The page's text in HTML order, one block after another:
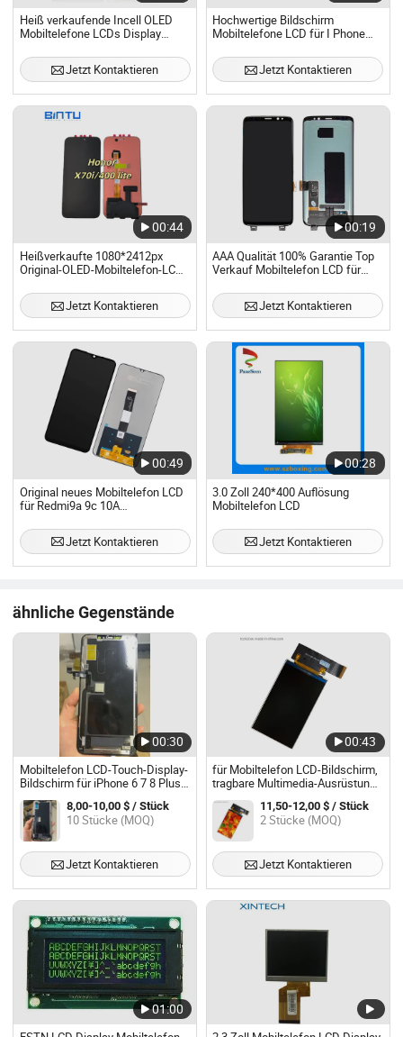
Heiß verkaufende Incell OLED
Mobiltelefone LCDs Display
Mobiltelefon LCD für Spark 7
Heiß 7 PROJetzt Kontaktieren
Hochwertige Bildschirm
Mobiltelefone LCD für I Phone
Ersatzbildschirm Anzeige
Jetzt Kontaktieren
00:44
Heißverkaufte 1080*2412px
Original-OLED-Mobiltelefon-LCD
Jetzt Kontaktieren
00:19
AAA Qualität 100% Garantie Top
Verkauf Mobiltelefon LCD für
9/Note 8/S22/S22 Plus/S22
Ultra/S21/S10/S10 Plus/S9/S9
Jetzt Kontaktieren
00:49
Original neues Mobiltelefon LCD
für Redmi9a 9c 10A
Jetzt Kontaktieren
00:28
3.0 Zoll 240*400 Auflösung
Mobiltelefon LCD
Jetzt Kontaktieren
ähnliche Gegenstände
00:30
Mobiltelefon LCD-Touch-Display-
Bildschirm für iPhone 6 7 8 Plus X
Xs Max 11 12 PRO
8,00-10,00 $ / Stück
10 Stücke (MOQ)
Jetzt Kontaktieren
00:43
für Mobiltelefon LCD-Bildschirm,
tragbare Multimedia-Ausrüstung
3.97 Zoll Vollansicht RGB
480X800 TFT LCD-Anzeige
11,50-12,00 $ / Stück
2 Stücke (MOQ)
Jetzt Kontaktieren
01:00